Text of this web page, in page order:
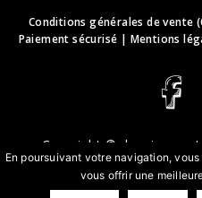
Conditions générales de vente
Paiement sécurisé | Mentions
Copyright ©
Conception &
En poursuivant votre navigation,
vous offrir une